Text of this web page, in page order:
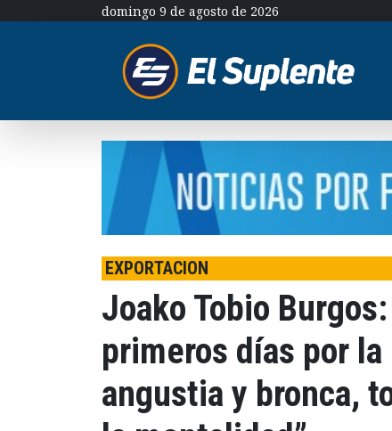
domingo 9 de agosto de 2026
EXPORTACION
Joako Tobio
primeros días por
angustia y bronca,